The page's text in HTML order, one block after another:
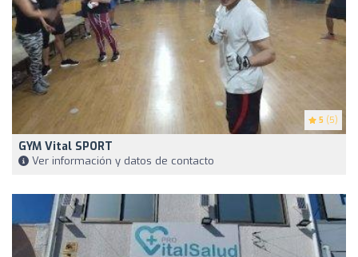
5 (5)
GYM Vital SPORT
Ver información y datos de contacto